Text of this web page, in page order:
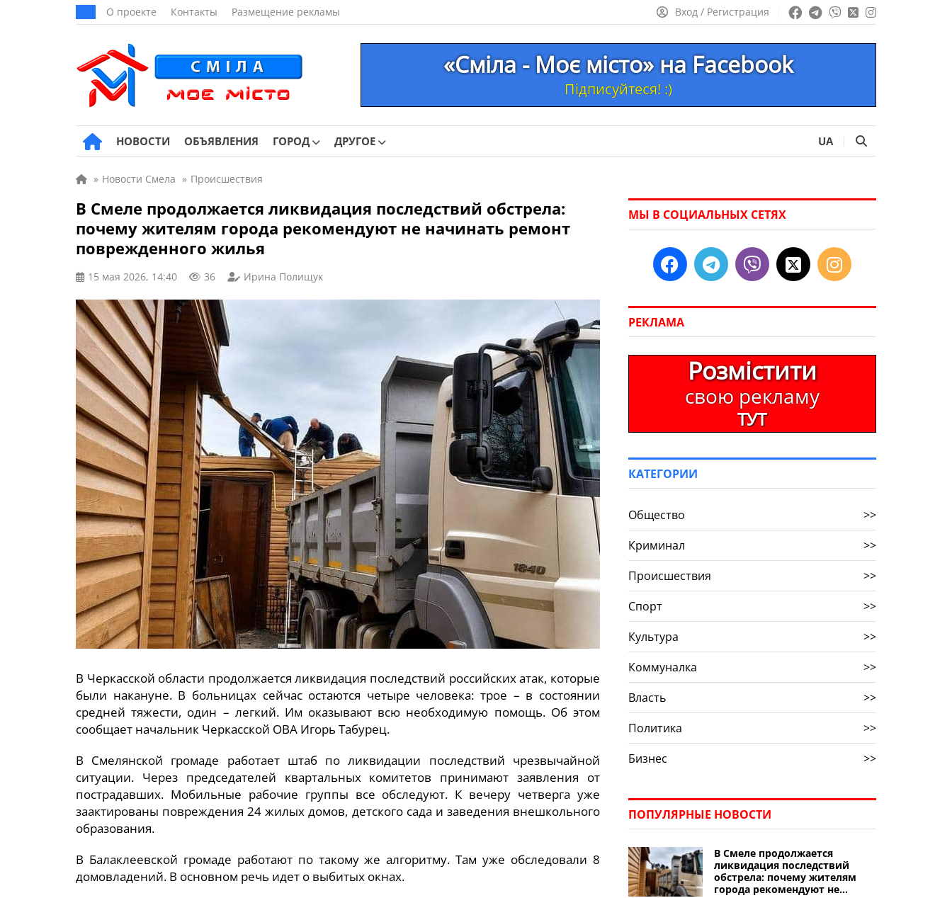
О проекте Контакты Размещение рекламы Вход / Регистрация
«Сміла - Моє місто» на Facebook
Підписуйтеся! :)
НОВОСТИ ОБЪЯВЛЕНИЯ ГОРОД ДРУГОЕ UA
» Новости Смела » Происшествия
В Смеле продолжается ликвидация последствий обстрела:
почему жителям города рекомендуют не начинать ремонт
поврежденного жилья
15 мая 2026, 14:40 36 Ирина Полищук
В Черкасской области продолжается ликвидация последствий российских атак, которые
были накануне. В больницах сейчас остаются четыре человека: трое – в состоянии
средней тяжести, один – легкий. Им оказывают всю необходимую помощь. Об этом
сообщает начальник Черкасской ОВА Игорь Табурец.
В Смелянской громаде работает штаб по ликвидации последствий чрезвычайной
ситуации. Через председателей квартальных комитетов принимают заявления от
пострадавших. Мобильные рабочие группы все обследуют. К вечеру четверга уже
заактированы повреждения 24 жилых домов, детского сада и заведения внешкольного
образования.
В Балаклеевской громаде работают по такому же алгоритму. Там уже обследовали 8
домовладений. В основном речь идет о выбитых окнах.
МЫ В СОЦИАЛЬНЫХ СЕТЯХ
РЕКЛАМА
Розмістити
свою рекламу
ТУТ
КАТЕГОРИИ
Общество
>>
Криминал
>>
Происшествия
>>
Спорт
>>
Культура
>>
Коммуналка
>>
Власть
>>
Политика
>>
Бизнес
>>
ПОПУЛЯРНЫЕ НОВОСТИ
В Смеле продолжается
ликвидация последствий
обстрела: почему жителям
города рекомендуют не